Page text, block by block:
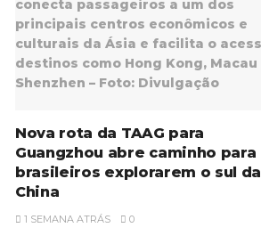
Nova rota da TAAG para
Guangzhou abre caminho para
brasileiros explorarem o sul da
China
1 SEMANA ATRÁS 0